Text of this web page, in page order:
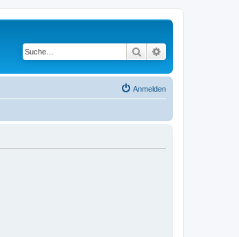
Suche
Anmelden